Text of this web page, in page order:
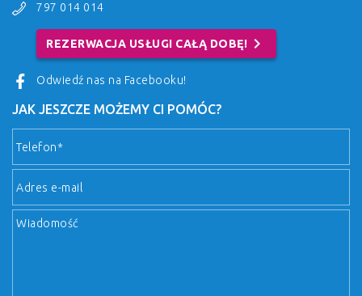
797 014 014
REZERWACJA USŁUGI CAŁĄ DOBĘ! chevron_right
Odwiedź nas na Facebooku!
JAK JESZCZE MOŻEMY CI POMÓC?